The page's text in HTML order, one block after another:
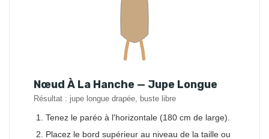
Nœud À La Hanche — Jupe Longue
Résultat : jupe longue drapée, buste libre
Tenez le paréo à l'horizontale (180 cm de large).
Placez le bord supérieur au niveau de la taille ou